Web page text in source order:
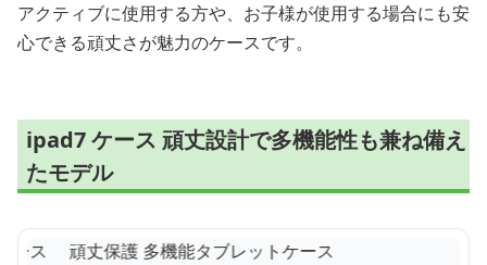
アクティブに使用する方や、お子様が使用する場合にも安
心できる頑丈さが魅力のケースです。
ipad7 ケース 頑丈設計で多機能性も兼ね備え
たモデル